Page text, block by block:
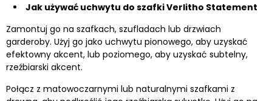
Jak używać uchwytu do szafki Verlitho Statement
Zamontuj go na szafkach, szufladach lub drzwiach
garderoby. Użyj go jako uchwytu pionowego, aby uzyskać
efektowny akcent, lub poziomego, aby uzyskać subtelny,
rzeźbiarski akcent.
Połącz z matowoczarnymi lub naturalnymi szafkami z